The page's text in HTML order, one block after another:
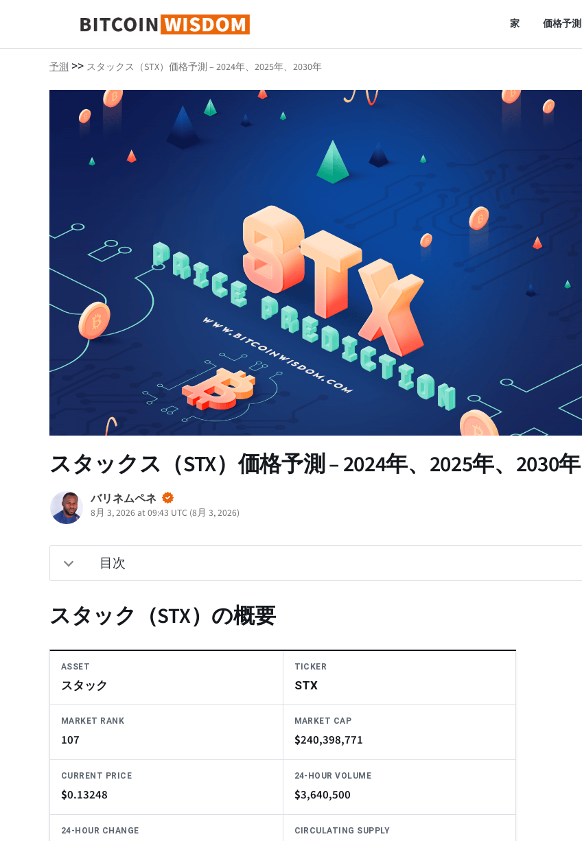
ビットコインの知恵
家 価格予測
予測 >> スタックス（STX）価格予測 – 2024年、2025年、2030年
スタックス（STX）価格予測 – 2024年、2025年、2030年
バリネムペネ
8月 3, 2026 at 09:43 UTC (8月 3, 2026)
目次
スタック（STX）の概要
ASSET
スタック
TICKER
STX
MARKET RANK
107
MARKET CAP
$240,398,771
CURRENT PRICE
$0.13248
24-HOUR VOLUME
$3,640,500
24-HOUR CHANGE CIRCULATING SUPPLY